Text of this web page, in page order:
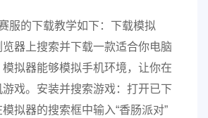
服的下载教学如下：下载模拟
器上搜索并下载一款适合你电脑
拟器能够模拟手机环境，让你在
戏。安装并搜索游戏：打开已下
拟器的搜索框中输入“香肠派对”